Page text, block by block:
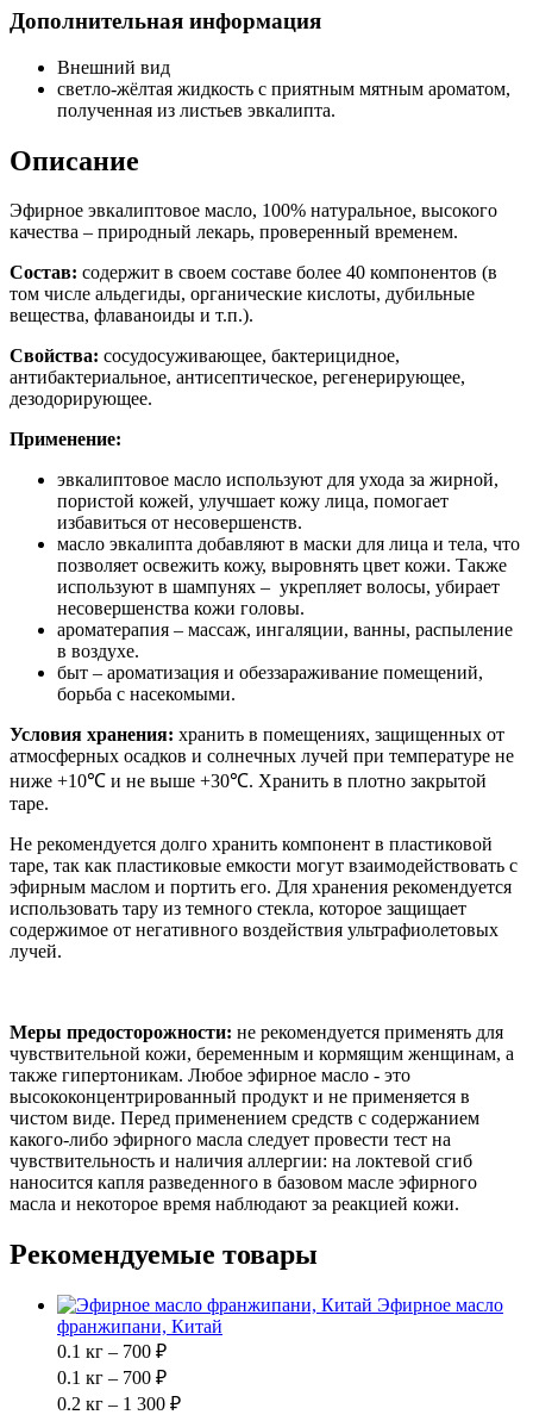
Дополнительная информация
Внешний вид
светло-жёлтая жидкость с приятным мятным ароматом,
полученная из листьев эвкалипта.
Описание
Эфирное эвкалиптовое масло, 100% натуральное, высокого
качества – природный лекарь, проверенный временем.
Состав: содержит в своем составе более 40 компонентов (в
том числе альдегиды, органические кислоты, дубильные
вещества, флаваноиды и т.п.).
Свойства: сосудосуживающее, бактерицидное,
антибактериальное, антисептическое, регенерирующее,
дезодорирующее.
Применение:
эвкалиптовое масло используют для ухода за жирной,
пористой кожей, улучшает кожу лица, помогает
избавиться от несовершенств.
масло эвкалипта добавляют в маски для лица и тела, что
позволяет освежить кожу, выровнять цвет кожи. Также
используют в шампунях – укрепляет волосы, убирает
несовершенства кожи головы.
ароматерапия – массаж, ингаляции, ванны, распыление
в воздухе.
быт – ароматизация и обеззараживание помещений,
борьба с насекомыми.
Условия хранения: хранить в помещениях, защищенных от
атмосферных осадков и солнечных лучей при температуре не
ниже +10℃ и не выше +30℃. Хранить в плотно закрытой
таре.
Не рекомендуется долго хранить компонент в пластиковой
таре, так как пластиковые емкости могут взаимодействовать с
эфирным маслом и портить его. Для хранения рекомендуется
использовать тару из темного стекла, которое защищает
содержимое от негативного воздействия ультрафиолетовых
лучей.
Меры предосторожности: не рекомендуется применять для
чувствительной кожи, беременным и кормящим женщинам, а
также гипертоникам. Любое эфирное масло - это
высококонцентрированный продукт и не применяется в
чистом виде. Перед применением средств с содержанием
какого-либо эфирного масла следует провести тест на
чувствительность и наличия аллергии: на локтевой сгиб
наносится капля разведенного в базовом масле эфирного
масла и некоторое время наблюдают за реакцией кожи.
Рекомендуемые товары
Эфирное масло
франжипани, Китай
0.1 кг – 700 ₽
0.1 кг – 700 ₽
0.2 кг – 1 300 ₽